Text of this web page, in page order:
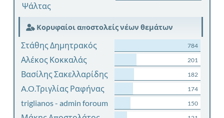
Ψάλτας
Κορυφαίοι αποστολείς νέων θεμάτων
Στάθης Δημητρακός 784
Αλέκος Κοκκαλάς 201
Βασίλης Σακελλαρίδης 182
A.O.Τριγλίας Ραφήνας 174
triglianos - admin foroum 150